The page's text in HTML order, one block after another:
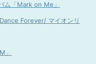
ム「Mark on Me」
Forever/ マイオンリ
」